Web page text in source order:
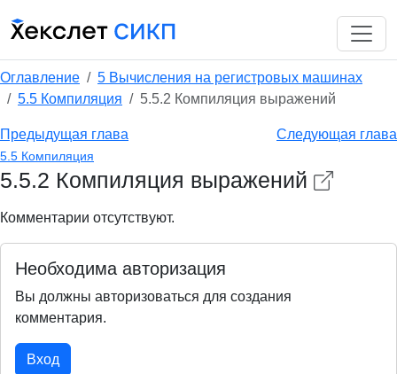
Оглавление
5 Вычисления на регистровых машинах
5.5 Компиляция
5.5.2 Компиляция выражений
Предыдущая глава Следующая глава
5.5 Компиляция
5.5.2 Компиляция выражений
Комментарии отсутствуют.
Необходима авторизация
Вы должны авторизоваться для создания
комментария.
Вход